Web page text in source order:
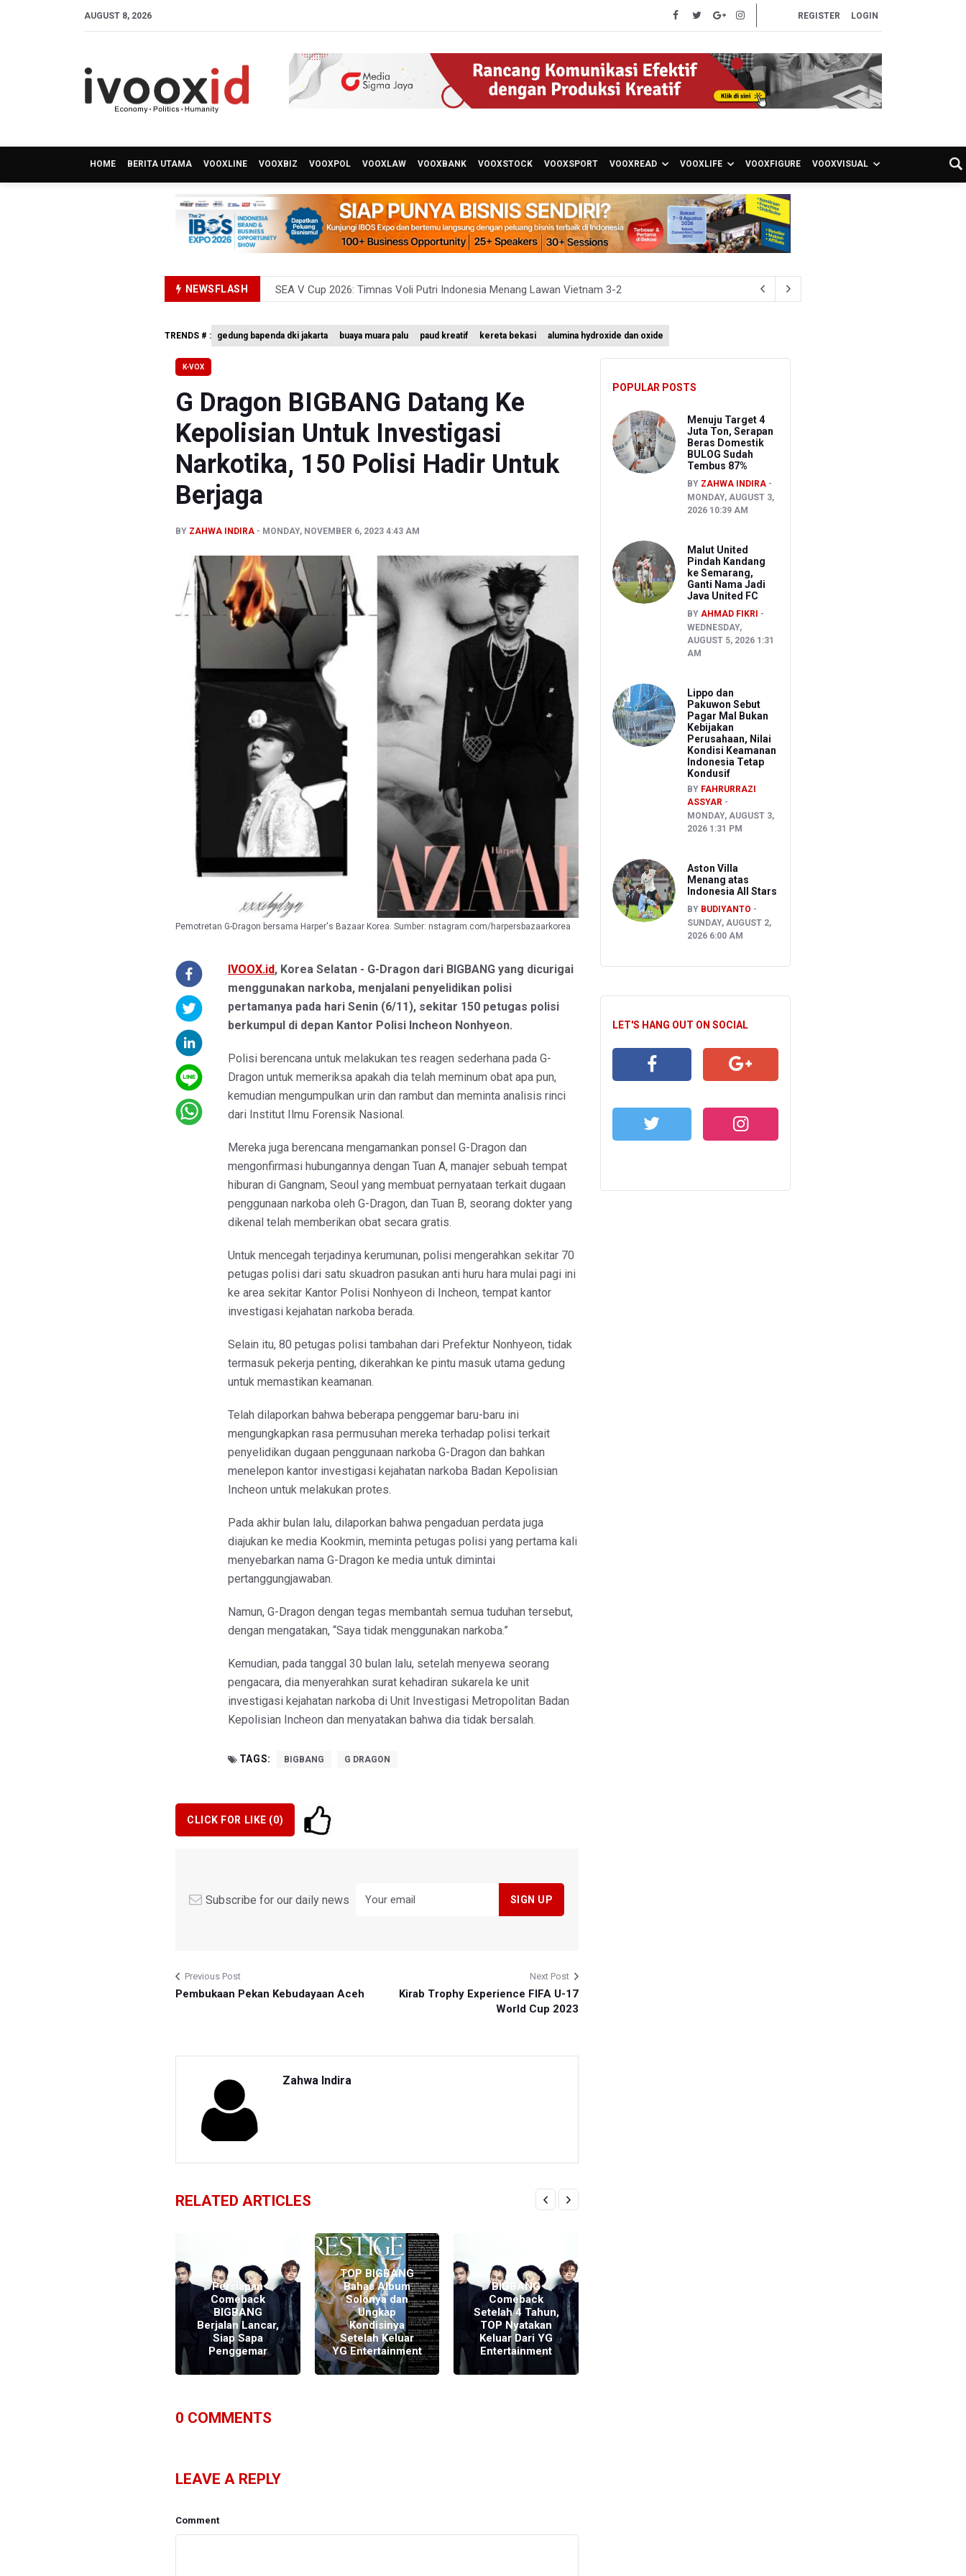
AUGUST 8, 2026 REGISTER LOGIN
HOME BERITA UTAMA VOOXLINE VOOXBIZ VOOXPOL VOOXLAW VOOXBANK VOOXSTOCK VOOXSPORT VOOXREAD VOOXLIFE VOOXFIGURE VOOXVISUAL
NEWSFLASH
SEA V Cup 2026: Timnas Voli Putri Indonesia Menang Lawan Vietnam 3-2
BGN Beri Batas Waktu SPPG Kantongi SLHS Paling Lambat 10 Agustus
BGN Proses Pemberhentian Tidak Hormat 66 Kepala SPPG, Sudaryono: Tidak Ada Toleransi bagi Pelanggaran Disiplin
TRENDS # : gedung bapenda dki jakarta buaya muara palu paud kreatif kereta bekasi alumina hydroxide dan oxide
K-VOX
G Dragon BIGBANG Datang Ke
Kepolisian Untuk Investigasi
Narkotika, 150 Polisi Hadir Untuk
Berjaga
BY ZAHWA INDIRA MONDAY, NOVEMBER 6, 2023 4:43 AM
Pemotretan G-Dragon bersama Harper's Bazaar Korea. Sumber: nstagram.com/harpersbazaarkorea
IVOOX.id, Korea Selatan - G-Dragon dari BIGBANG yang dicurigai
menggunakan narkoba, menjalani penyelidikan polisi
pertamanya pada hari Senin (6/11), sekitar 150 petugas polisi
berkumpul di depan Kantor Polisi Incheon Nonhyeon.
Polisi berencana untuk melakukan tes reagen sederhana pada G-
Dragon untuk memeriksa apakah dia telah meminum obat apa pun,
kemudian mengumpulkan urin dan rambut dan meminta analisis rinci
dari Institut Ilmu Forensik Nasional.
Mereka juga berencana mengamankan ponsel G-Dragon dan
mengonfirmasi hubungannya dengan Tuan A, manajer sebuah tempat
hiburan di Gangnam, Seoul yang membuat pernyataan terkait dugaan
penggunaan narkoba oleh G-Dragon, dan Tuan B, seorang dokter yang
dikenal telah memberikan obat secara gratis.
Untuk mencegah terjadinya kerumunan, polisi mengerahkan sekitar 70
petugas polisi dari satu skuadron pasukan anti huru hara mulai pagi ini
ke area sekitar Kantor Polisi Nonhyeon di Incheon, tempat kantor
investigasi kejahatan narkoba berada.
Selain itu, 80 petugas polisi tambahan dari Prefektur Nonhyeon, tidak
termasuk pekerja penting, dikerahkan ke pintu masuk utama gedung
untuk memastikan keamanan.
Telah dilaporkan bahwa beberapa penggemar baru-baru ini
mengungkapkan rasa permusuhan mereka terhadap polisi terkait
penyelidikan dugaan penggunaan narkoba G-Dragon dan bahkan
menelepon kantor investigasi kejahatan narkoba Badan Kepolisian
Incheon untuk melakukan protes.
Pada akhir bulan lalu, dilaporkan bahwa pengaduan perdata juga
diajukan ke media Kookmin, meminta petugas polisi yang pertama kali
menyebarkan nama G-Dragon ke media untuk dimintai
pertanggungjawaban.
Namun, G-Dragon dengan tegas membantah semua tuduhan tersebut,
dengan mengatakan, “Saya tidak menggunakan narkoba.”
Kemudian, pada tanggal 30 bulan lalu, setelah menyewa seorang
pengacara, dia menyerahkan surat kehadiran sukarela ke unit
investigasi kejahatan narkoba di Unit Investigasi Metropolitan Badan
Kepolisian Incheon dan menyatakan bahwa dia tidak bersalah.
TAGS: BIGBANG G DRAGON
CLICK FOR LIKE (0)
Subscribe for our daily news
Previous Post
Pembukaan Pekan Kebudayaan Aceh
Next Post
Kirab Trophy Experience FIFA U-17
World Cup 2023
Zahwa Indira
RELATED ARTICLES
Persiapan
Comeback
BIGBANG
Berjalan Lancar,
Siap Sapa
Penggemar
TOP BIGBANG
Bahas Album
Solonya dan
Ungkap
Kondisinya
Setelah Keluar
YG Entertainment
BIGBANG
Comeback
Setelah 4 Tahun,
TOP Nyatakan
Keluar Dari YG
Entertainment
0 COMMENTS
LEAVE A REPLY
Comment
POPULAR POSTS
Menuju Target 4
Juta Ton, Serapan
Beras Domestik
BULOG Sudah
Tembus 87%
BY ZAHWA INDIRA
MONDAY, AUGUST 3,
2026 10:39 AM
Malut United
Pindah Kandang
ke Semarang,
Ganti Nama Jadi
Java United FC
BY AHMAD FIKRI
WEDNESDAY,
AUGUST 5, 2026 1:31
AM
Lippo dan
Pakuwon Sebut
Pagar Mal Bukan
Kebijakan
Perusahaan, Nilai
Kondisi Keamanan
Indonesia Tetap
Kondusif
BY FAHRURRAZI
ASSYAR
MONDAY, AUGUST 3,
2026 1:31 PM
Aston Villa
Menang atas
Indonesia All Stars
BY BUDIYANTO
SUNDAY, AUGUST 2,
2026 6:00 AM
LET'S HANG OUT ON SOCIAL